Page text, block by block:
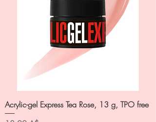
Acrylic-gel Express Tea Rose, 13 g, TPO free